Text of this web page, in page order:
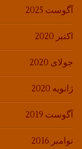
آگوست 2025
اکتبر 2020
جولای 2020
ژانویه 2020
آگوست 2019
نوامبر 2016